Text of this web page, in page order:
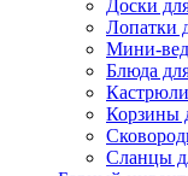
Доски
Лопатки
Мини-
Блюда
Корзины
Сланцы